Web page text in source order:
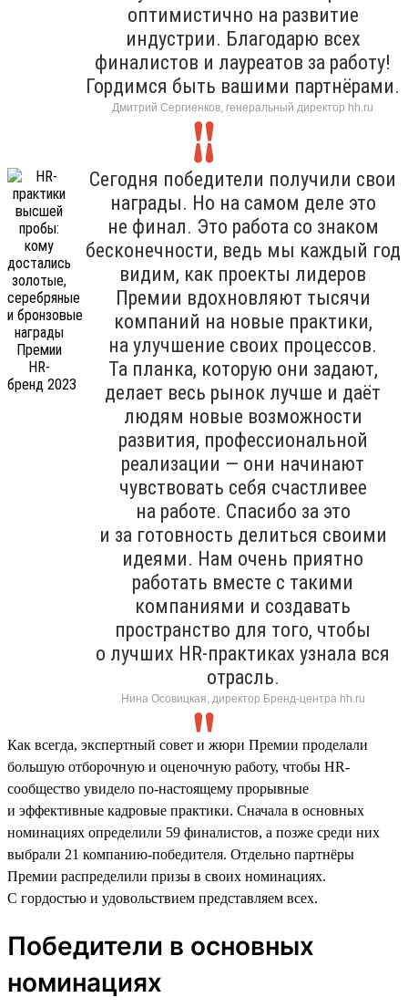
оптимистично на развитие
индустрии. Благодарю всех
финалистов и лауреатов за работу!
Гордимся быть вашими партнёрами.
Дмитрий Сергиенков, генеральный директор hh.ru
Сегодня победители получили свои
награды. Но на самом деле это
не финал. Это работа со знаком
бесконечности, ведь мы каждый год
видим, как проекты лидеров
Премии вдохновляют тысячи
компаний на новые практики,
на улучшение своих процессов.
Та планка, которую они задают,
делает весь рынок лучше и даёт
людям новые возможности
развития, профессиональной
реализации — они начинают
чувствовать себя счастливее
на работе. Спасибо за это
и за готовность делиться своими
идеями. Нам очень приятно
работать вместе с такими
компаниями и создавать
пространство для того, чтобы
о лучших HR-практиках узнала вся
отрасль.
Нина Осовицкая, директор Бренд-центра hh.ru
Как всегда, экспертный совет и жюри Премии проделали
большую отборочную и оценочную работу, чтобы HR-
сообщество увидело по-настоящему прорывные
и эффективные кадровые практики. Сначала в основных
номинациях определили 59 финалистов, а позже среди них
выбрали 21 компанию-победителя. Отдельно партнёры
Премии распределили призы в своих номинациях.
С гордостью и удовольствием представляем всех.
Победители в основных
номинациях